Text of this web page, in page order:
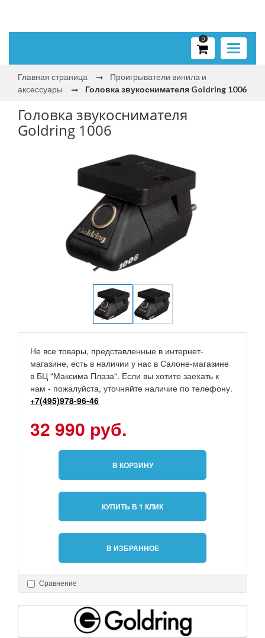
Toggle
0
Главная страница
Проигрыватели винила и
аксессуары
Головка звукоснимателя Goldring 1006
Головка звукоснимателя
Goldring 1006
Не все товары, представленные в интернет-
магазине, есть в наличии у нас в Салоне-магазине
в БЦ “Максима Плаза“. Если вы хотите заехать к
нам - пожалуйста, уточняйте наличие по телефону.
+7(495)978-96-46
32 990 руб.
В КОРЗИНУ
КУПИТЬ В 1 КЛИК
В ИЗБРАННОЕ
Сравнение